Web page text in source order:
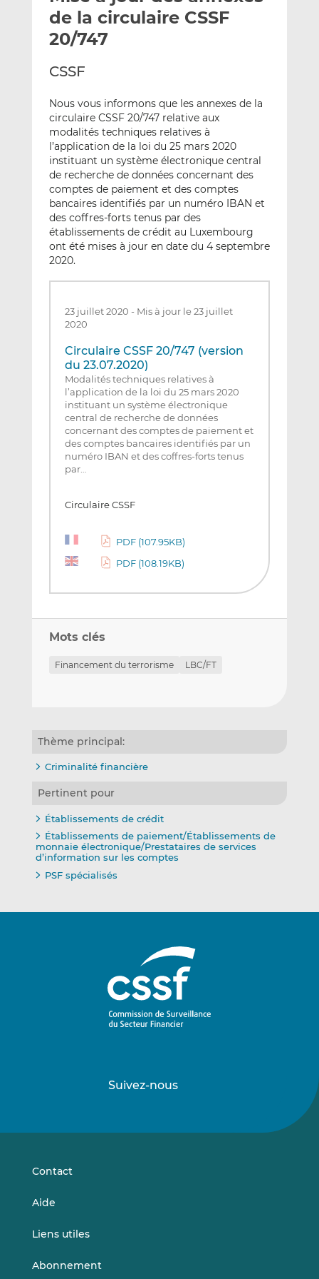
e
r
m
i
l
g
e
L
n
k
e
d
I
n
g
e
F
c
e
b
o
o
k
de la circulaire CSSF
20/747
CSSF
Nous vous informons que les annexes de la
circulaire CSSF 20/747 relative aux
modalités techniques relatives à
l’application de la loi du 25 mars 2020
instituant un système électronique central
de recherche de données concernant des
comptes de paiement et des comptes
bancaires identifiés par un numéro IBAN et
des coffres-forts tenus par des
établissements de crédit au Luxembourg
ont été mises à jour en date du 4 septembre
2020.
23 juillet 2020 - Mis à jour le 23 juillet
2020
Circulaire CSSF 20/747 (version
du 23.07.2020)
Modalités techniques relatives à
l’application de la loi du 25 mars 2020
instituant un système électronique
central de recherche de données
concernant des comptes de paiement et
des comptes bancaires identifiés par un
numéro IBAN et des coffres-forts tenus
par…
Circulaire CSSF
PDF (107.95KB)
PDF (108.19KB)
Mots clés
Financement du terrorisme LBC/FT
Thème principal:
Criminalité financière
Pertinent pour
Établissements de crédit
Établissements de paiement/Établissements de
monnaie électronique/Prestataires de services
d’information sur les comptes
PSF spécialisés
Suivez-nous
sursur
Contact
Aide
Liens utiles
Abonnement